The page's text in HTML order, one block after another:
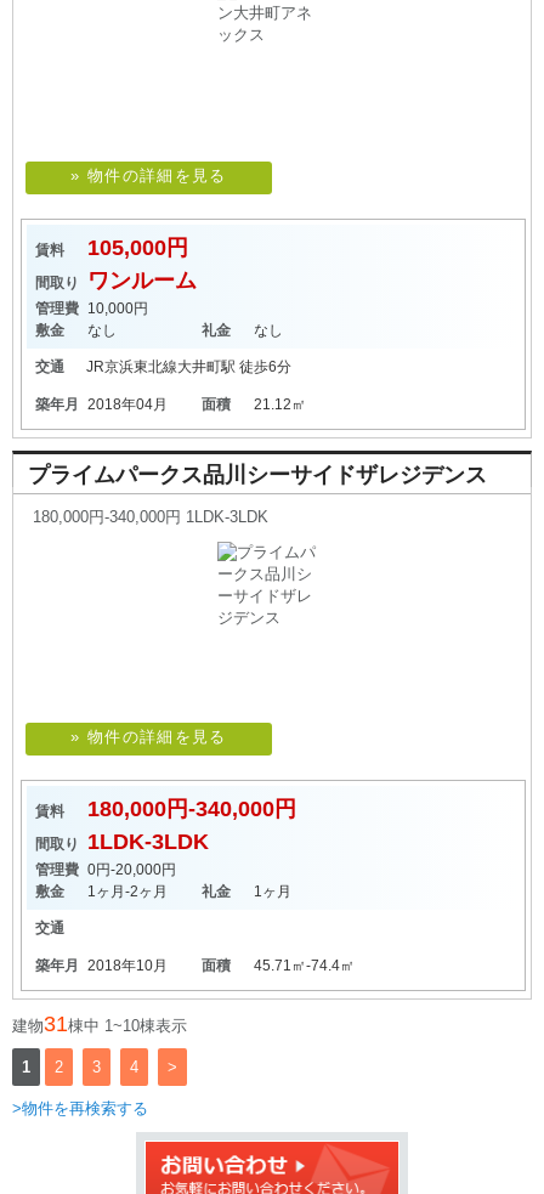
» 物件の詳細を見る
賃料 105,000円
間取り ワンルーム
管理費 10,000円
敷金
なし 礼金 なし
交通 JR京浜東北線大井町駅 徒歩6分
築年月 2018年04月 面積 21.12㎡
プライムパークス品川シーサイドザレジデンス
180,000円-340,000円 1LDK-3LDK
» 物件の詳細を見る
賃料 180,000円-340,000円
間取り 1LDK-3LDK
管理費 0円-20,000円
敷金
1ヶ月-2ヶ月 礼金 1ヶ月
交通
築年月 2018年10月 面積 45.71㎡-74.4㎡
建物31棟中 1~10棟表示
1 2 3 4 >
>物件を再検索する